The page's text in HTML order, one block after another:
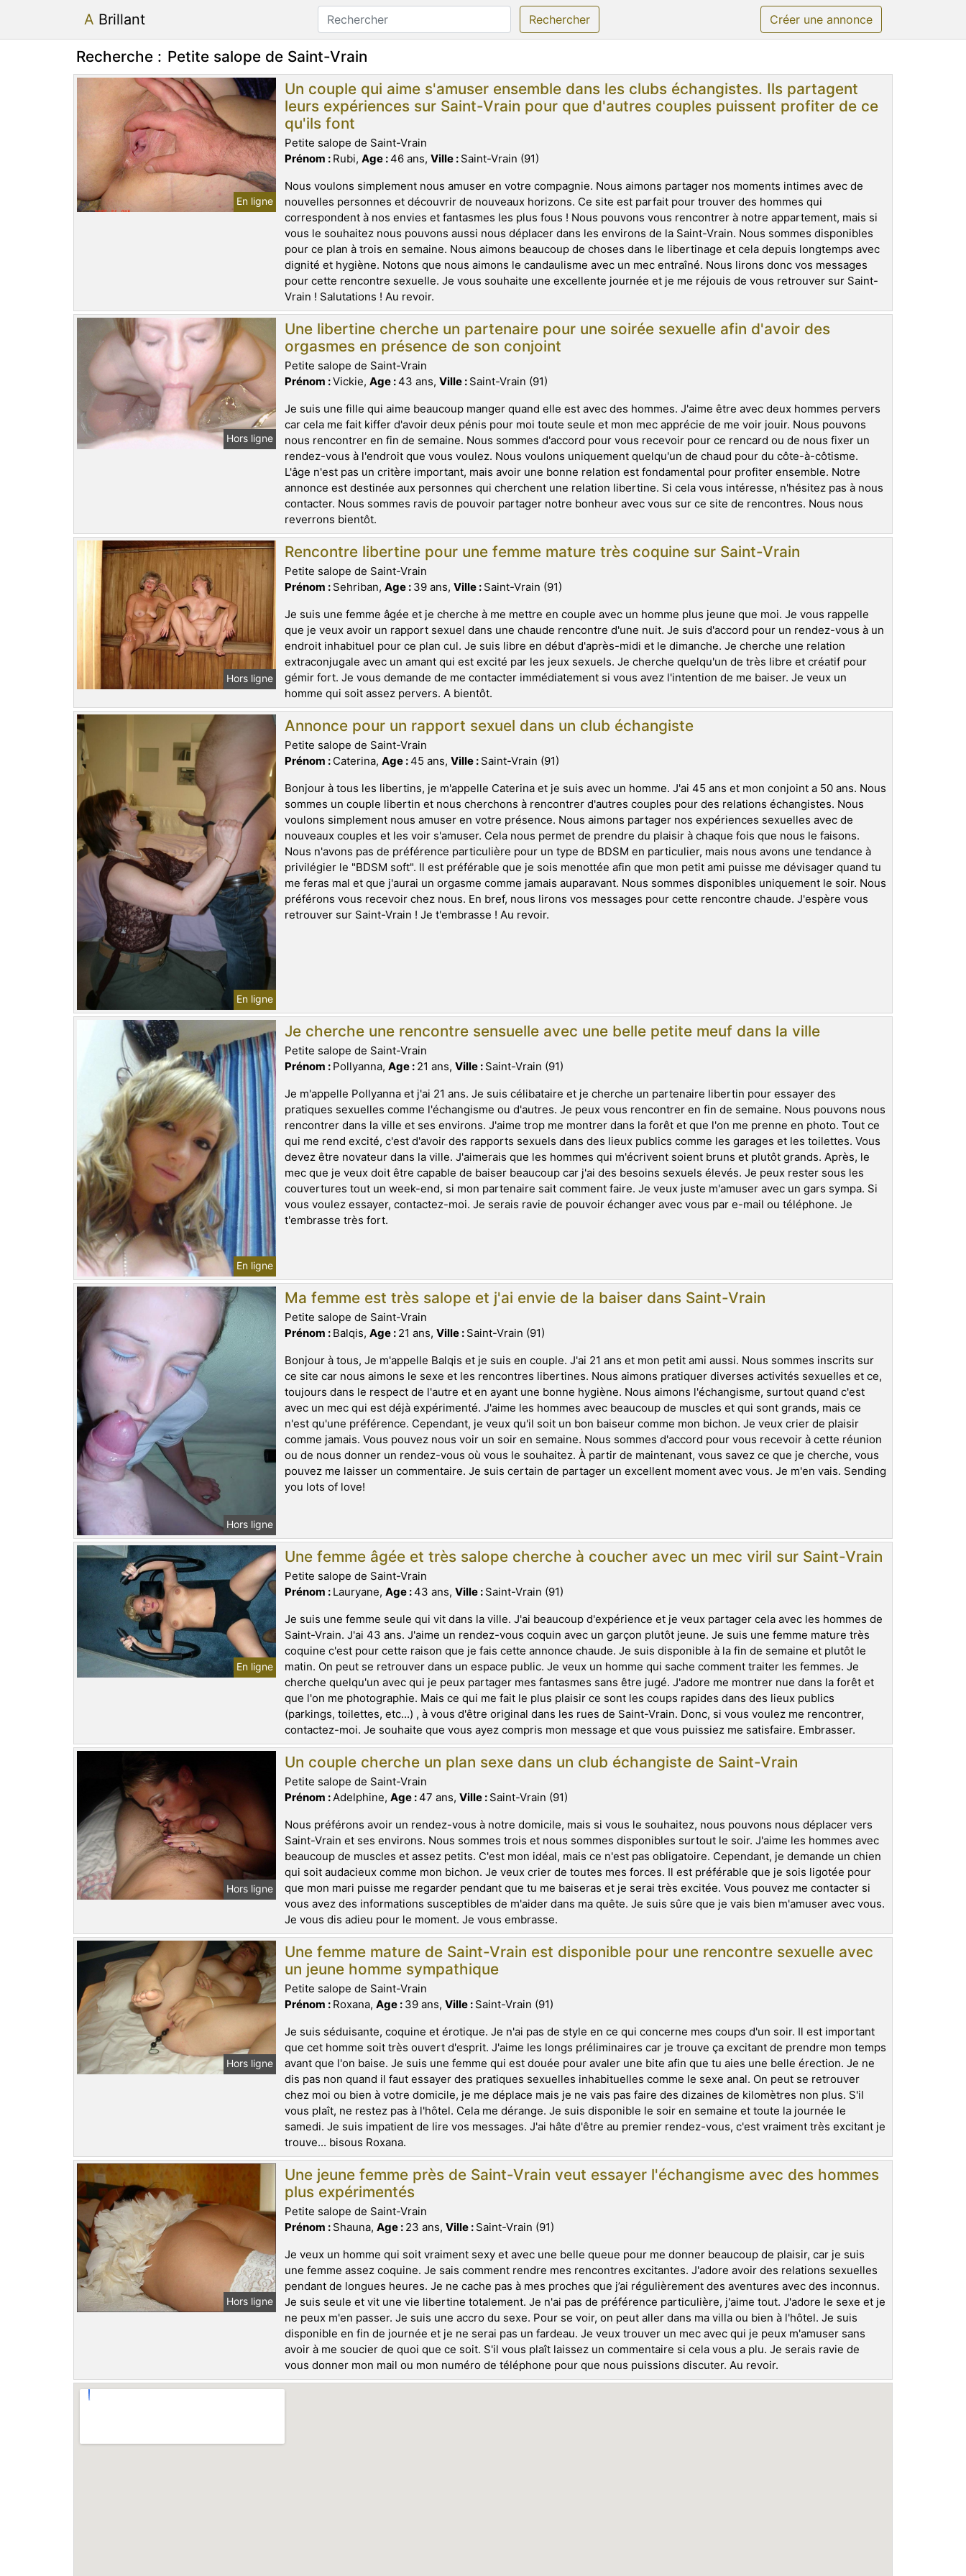
A Brillant Rechercher Créer une annonce
Recherche : Petite salope de Saint-Vrain
En ligne
Un couple qui aime s'amuser ensemble dans les clubs échangistes. Ils partagent
leurs expériences sur Saint-Vrain pour que d'autres couples puissent profiter de ce
qu'ils font
Petite salope de Saint-Vrain
Prénom : Rubi, Age :46 ans, Ville : Saint-Vrain (91)
Nous voulons simplement nous amuser en votre compagnie. Nous aimons partager nos moments intimes avec de
nouvelles personnes et découvrir de nouveaux horizons. Ce site est parfait pour trouver des hommes qui
correspondent à nos envies et fantasmes les plus fous ! Nous pouvons vous rencontrer à notre appartement, mais si
vous le souhaitez nous pouvons aussi nous déplacer dans les environs de la Saint-Vrain. Nous sommes disponibles
pour ce plan à trois en semaine. Nous aimons beaucoup de choses dans le libertinage et cela depuis longtemps avec
dignité et hygiène. Notons que nous aimons le candaulisme avec un mec entraîné. Nous lirons donc vos messages
pour cette rencontre sexuelle. Je vous souhaite une excellente journée et je me réjouis de vous retrouver sur Saint-
Vrain ! Salutations ! Au revoir.
Hors ligne
Une libertine cherche un partenaire pour une soirée sexuelle afin d'avoir des
orgasmes en présence de son conjoint
Petite salope de Saint-Vrain
Prénom :Vickie, Age :43 ans, Ville : Saint-Vrain (91)
Je suis une fille qui aime beaucoup manger quand elle est avec des hommes. J'aime être avec deux hommes pervers
car cela me fait kiffer d'avoir deux pénis pour moi toute seule et mon mec apprécie de me voir jouir. Nous pouvons
nous rencontrer en fin de semaine. Nous sommes d'accord pour vous recevoir pour ce rencard ou de nous fixer un
rendez-vous à l'endroit que vous voulez. Nous voulons uniquement quelqu'un de chaud pour du côte-à-côtisme.
L'âge n'est pas un critère important, mais avoir une bonne relation est fondamental pour profiter ensemble. Notre
annonce est destinée aux personnes qui cherchent une relation libertine. Si cela vous intéresse, n'hésitez pas à nous
contacter. Nous sommes ravis de pouvoir partager notre bonheur avec vous sur ce site de rencontres. Nous nous
reverrons bientôt.
Hors ligne
Rencontre libertine pour une femme mature très coquine sur Saint-Vrain
Petite salope de Saint-Vrain
Prénom : Sehriban, Age : 39 ans, Ville : Saint-Vrain (91)
Je suis une femme âgée et je cherche à me mettre en couple avec un homme plus jeune que moi. Je vous rappelle
que je veux avoir un rapport sexuel dans une chaude rencontre d'une nuit. Je suis d'accord pour un rendez-vous à un
endroit inhabituel pour ce plan cul. Je suis libre en début d'après-midi et le dimanche. Je cherche une relation
extraconjugale avec un amant qui est excité par les jeux sexuels. Je cherche quelqu'un de très libre et créatif pour
gémir fort. Je vous demande de me contacter immédiatement si vous avez l'intention de me baiser. Je veux un
homme qui soit assez pervers. A bientôt.
En ligne
Annonce pour un rapport sexuel dans un club échangiste
Petite salope de Saint-Vrain
Prénom : Caterina, Age :45 ans, Ville : Saint-Vrain (91)
Bonjour à tous les libertins, je m'appelle Caterina et je suis avec un homme. J'ai 45 ans et mon conjoint a 50 ans. Nous
sommes un couple libertin et nous cherchons à rencontrer d'autres couples pour des relations échangistes. Nous
voulons simplement nous amuser en votre présence. Nous aimons partager nos expériences sexuelles avec de
nouveaux couples et les voir s'amuser. Cela nous permet de prendre du plaisir à chaque fois que nous le faisons.
Nous n'avons pas de préférence particulière pour un type de BDSM en particulier, mais nous avons une tendance à
privilégier le "BDSM soft". Il est préférable que je sois menottée afin que mon petit ami puisse me dévisager quand tu
me feras mal et que j'aurai un orgasme comme jamais auparavant. Nous sommes disponibles uniquement le soir. Nous
préférons vous recevoir chez nous. En bref, nous lirons vos messages pour cette rencontre chaude. J'espère vous
retrouver sur Saint-Vrain ! Je t'embrasse ! Au revoir.
En ligne
Je cherche une rencontre sensuelle avec une belle petite meuf dans la ville
Petite salope de Saint-Vrain
Prénom : Pollyanna, Age : 21 ans, Ville : Saint-Vrain (91)
Je m'appelle Pollyanna et j'ai 21 ans. Je suis célibataire et je cherche un partenaire libertin pour essayer des
pratiques sexuelles comme l'échangisme ou d'autres. Je peux vous rencontrer en fin de semaine. Nous pouvons nous
rencontrer dans la ville et ses environs. J'aime trop me montrer dans la forêt et que l'on me prenne en photo. Tout ce
qui me rend excité, c'est d'avoir des rapports sexuels dans des lieux publics comme les garages et les toilettes. Vous
devez être novateur dans la ville. J'aimerais que les hommes qui m'écrivent soient bruns et plutôt grands. Après, le
mec que je veux doit être capable de baiser beaucoup car j'ai des besoins sexuels élevés. Je peux rester sous les
couvertures tout un week-end, si mon partenaire sait comment faire. Je veux juste m'amuser avec un gars sympa. Si
vous voulez essayer, contactez-moi. Je serais ravie de pouvoir échanger avec vous par e-mail ou téléphone. Je
t'embrasse très fort.
Hors ligne
Ma femme est très salope et j'ai envie de la baiser dans Saint-Vrain
Petite salope de Saint-Vrain
Prénom : Balqis, Age : 21 ans, Ville : Saint-Vrain (91)
Bonjour à tous, Je m'appelle Balqis et je suis en couple. J'ai 21 ans et mon petit ami aussi. Nous sommes inscrits sur
ce site car nous aimons le sexe et les rencontres libertines. Nous aimons pratiquer diverses activités sexuelles et ce,
toujours dans le respect de l'autre et en ayant une bonne hygiène. Nous aimons l'échangisme, surtout quand c'est
avec un mec qui est déjà expérimenté. J'aime les hommes avec beaucoup de muscles et qui sont grands, mais ce
n'est qu'une préférence. Cependant, je veux qu'il soit un bon baiseur comme mon bichon. Je veux crier de plaisir
comme jamais. Vous pouvez nous voir un soir en semaine. Nous sommes d'accord pour vous recevoir à cette réunion
ou de nous donner un rendez-vous où vous le souhaitez. À partir de maintenant, vous savez ce que je cherche, vous
pouvez me laisser un commentaire. Je suis certain de partager un excellent moment avec vous. Je m'en vais. Sending
you lots of love!
En ligne
Une femme âgée et très salope cherche à coucher avec un mec viril sur Saint-Vrain
Petite salope de Saint-Vrain
Prénom : Lauryane, Age :43 ans, Ville : Saint-Vrain (91)
Je suis une femme seule qui vit dans la ville. J'ai beaucoup d'expérience et je veux partager cela avec les hommes de
Saint-Vrain. J'ai 43 ans. J'aime un rendez-vous coquin avec un garçon plutôt jeune. Je suis une femme mature très
coquine c'est pour cette raison que je fais cette annonce chaude. Je suis disponible à la fin de semaine et plutôt le
matin. On peut se retrouver dans un espace public. Je veux un homme qui sache comment traiter les femmes. Je
cherche quelqu'un avec qui je peux partager mes fantasmes sans être jugé. J'adore me montrer nue dans la forêt et
que l'on me photographie. Mais ce qui me fait le plus plaisir ce sont les coups rapides dans des lieux publics
(parkings, toilettes, etc...) , à vous d'être original dans les rues de Saint-Vrain. Donc, si vous voulez me rencontrer,
contactez-moi. Je souhaite que vous ayez compris mon message et que vous puissiez me satisfaire. Embrasser.
Hors ligne
Un couple cherche un plan sexe dans un club échangiste de Saint-Vrain
Petite salope de Saint-Vrain
Prénom : Adelphine, Age :47 ans, Ville : Saint-Vrain (91)
Nous préférons avoir un rendez-vous à notre domicile, mais si vous le souhaitez, nous pouvons nous déplacer vers
Saint-Vrain et ses environs. Nous sommes trois et nous sommes disponibles surtout le soir. J'aime les hommes avec
beaucoup de muscles et assez petits. C'est mon idéal, mais ce n'est pas obligatoire. Cependant, je demande un chien
qui soit audacieux comme mon bichon. Je veux crier de toutes mes forces. Il est préférable que je sois ligotée pour
que mon mari puisse me regarder pendant que tu me baiseras et je serai très excitée. Vous pouvez me contacter si
vous avez des informations susceptibles de m'aider dans ma quête. Je suis sûre que je vais bien m'amuser avec vous.
Je vous dis adieu pour le moment. Je vous embrasse.
Hors ligne
Une femme mature de Saint-Vrain est disponible pour une rencontre sexuelle avec
un jeune homme sympathique
Petite salope de Saint-Vrain
Prénom : Roxana, Age : 39 ans, Ville : Saint-Vrain (91)
Je suis séduisante, coquine et érotique. Je n'ai pas de style en ce qui concerne mes coups d'un soir. Il est important
que cet homme soit très ouvert d'esprit. J'aime les longs préliminaires car je trouve ça excitant de prendre mon temps
avant que l'on baise. Je suis une femme qui est douée pour avaler une bite afin que tu aies une belle érection. Je ne
dis pas non quand il faut essayer des pratiques sexuelles inhabituelles comme le sexe anal. On peut se retrouver
chez moi ou bien à votre domicile, je me déplace mais je ne vais pas faire des dizaines de kilomètres non plus. S'il
vous plaît, ne restez pas à l'hôtel. Cela me dérange. Je suis disponible le soir en semaine et toute la journée le
samedi. Je suis impatient de lire vos messages. J'ai hâte d'être au premier rendez-vous, c'est vraiment très excitant je
trouve... bisous Roxana.
Hors ligne
Une jeune femme près de Saint-Vrain veut essayer l'échangisme avec des hommes
plus expérimentés
Petite salope de Saint-Vrain
Prénom : Shauna, Age : 23 ans, Ville : Saint-Vrain (91)
Je veux un homme qui soit vraiment sexy et avec une belle queue pour me donner beaucoup de plaisir, car je suis
une femme assez coquine. Je sais comment rendre mes rencontres excitantes. J'adore avoir des relations sexuelles
pendant de longues heures. Je ne cache pas à mes proches que j’ai régulièrement des aventures avec des inconnus.
Je suis seule et vit une vie libertine totalement. Je n'ai pas de préférence particulière, j'aime tout. J'adore le sexe et je
ne peux m'en passer. Je suis une accro du sexe. Pour se voir, on peut aller dans ma villa ou bien à l'hôtel. Je suis
disponible en fin de journée et je ne serai pas un fardeau. Je veux trouver un mec avec qui je peux m'amuser sans
avoir à me soucier de quoi que ce soit. S'il vous plaît laissez un commentaire si cela vous a plu. Je serais ravie de
vous donner mon mail ou mon numéro de téléphone pour que nous puissions discuter. Au revoir.